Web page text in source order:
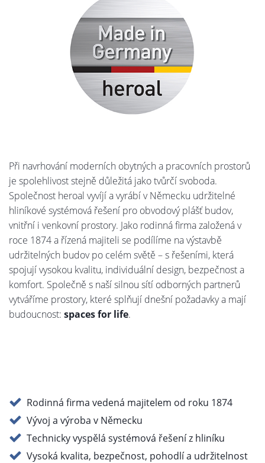
Při navrhování moderních obytných a pracovních prostorů
je spolehlivost stejně důležitá jako tvůrčí svoboda.
Společnost heroal vyvíjí a vyrábí v Německu udržitelné
hliníkové systémová řešení pro obvodový plášť budov,
vnitřní i venkovní prostory. Jako rodinná firma založená v
roce 1874 a řízená majiteli se podílíme na výstavbě
udržitelných budov po celém světě – s řešeními, která
spojují vysokou kvalitu, individuální design, bezpečnost a
komfort. Společně s naší silnou sítí odborných partnerů
vytváříme prostory, které splňují dnešní požadavky a mají
budoucnost: spaces for life.
Rodinná firma vedená majitelem od roku 1874
Vývoj a výroba v Německu
Technicky vyspělá systémová řešení z hliníku
Vysoká kvalita, bezpečnost, pohodlí a udržitelnost